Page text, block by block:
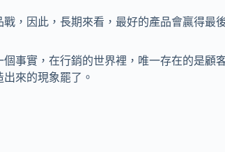
，因此，長期來看，最好的產品會贏得最
個事實，在行銷的世界裡，唯一存在的是顧
來的現象罷了。